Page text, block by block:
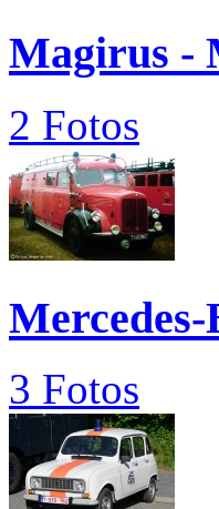
Magirus -
2 Fotos
Mercedes-
3 Fotos